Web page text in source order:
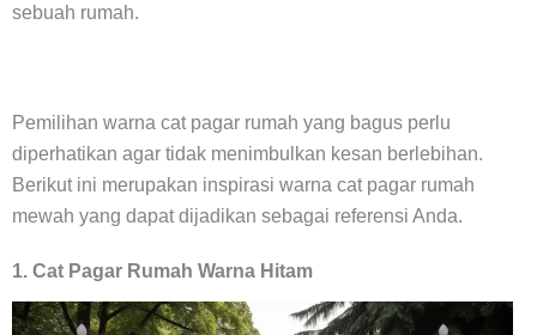
sebuah rumah.
Pemilihan warna cat pagar rumah yang bagus perlu
diperhatikan agar tidak menimbulkan kesan berlebihan.
Berikut ini merupakan inspirasi warna cat pagar rumah
mewah yang dapat dijadikan sebagai referensi Anda.
1. Cat Pagar Rumah Warna Hitam